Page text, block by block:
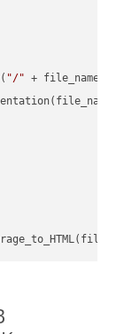
"/" + file_name,